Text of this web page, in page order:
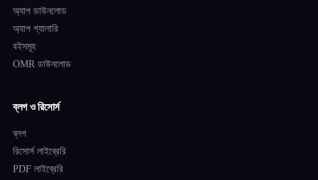
অ্যাপ ডাউনলোড
অ্যাপ গ্যালারি
বইসমূহ
OMR ডাউনলোড
ব্লগ ও রিসোর্স
ব্লগ
রিসোর্স লাইব্রেরি
PDF লাইব্রেরি